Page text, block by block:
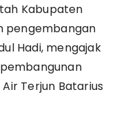
Kabupaten
pengembangan
Hadi, mengajak
Terjun Batarius